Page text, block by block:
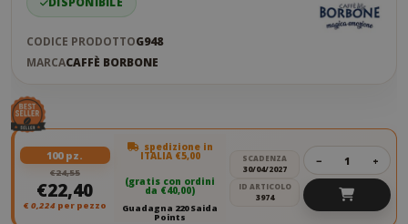
images
gallery
CODICE PRODOTTOG948
MARCACAFFÈ BORBONE
100 pz.
€24,55
€22,40
€ 0,224per pezzo
spedizione in
ITALIA €5,00
(gratis con ordini
da €40,00)
Guadagna 220 Saida
Points
SCADENZA
30/04/2027
ID ARTICOLO
3974
− +